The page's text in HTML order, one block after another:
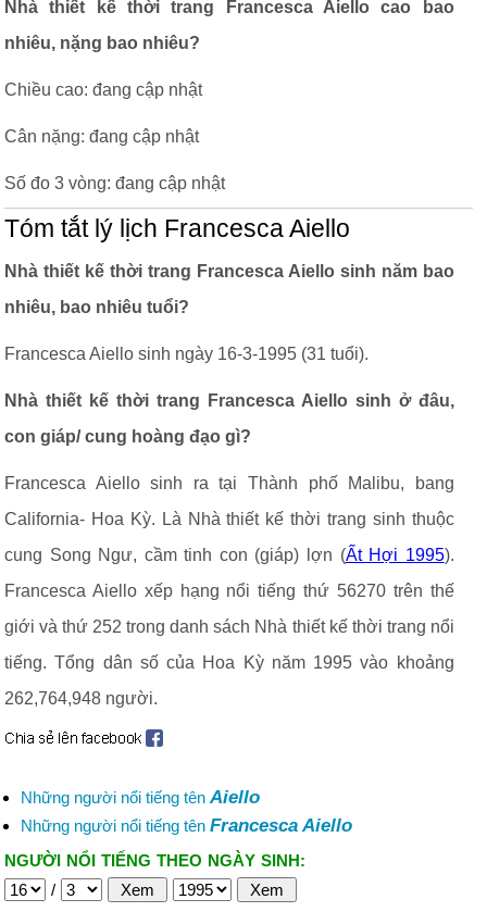
Nhà thiết kế thời trang Francesca Aiello cao bao
nhiêu, nặng bao nhiêu?
Chiều cao: đang cập nhật
Cân nặng: đang cập nhật
Số đo 3 vòng: đang cập nhật
Tóm tắt lý lịch Francesca Aiello
Nhà thiết kế thời trang Francesca Aiello sinh năm bao
nhiêu, bao nhiêu tuổi?
Francesca Aiello sinh ngày 16-3-1995 (31 tuổi).
Nhà thiết kế thời trang Francesca Aiello sinh ở đâu,
con giáp/ cung hoàng đạo gì?
Francesca Aiello sinh ra tại Thành phố Malibu, bang
California- Hoa Kỳ. Là Nhà thiết kế thời trang sinh thuộc
cung Song Ngư, cầm tinh con (giáp) lợn (Ất Hợi 1995).
Francesca Aiello xếp hạng nổi tiếng thứ 56270 trên thế
giới và thứ 252 trong danh sách Nhà thiết kế thời trang nổi
tiếng. Tổng dân số của Hoa Kỳ năm 1995 vào khoảng
262,764,948 người.
Những người nổi tiếng tên Aiello
Những người nổi tiếng tên Francesca Aiello
NGƯỜI NỔI TIẾNG THEO NGÀY SINH:
/